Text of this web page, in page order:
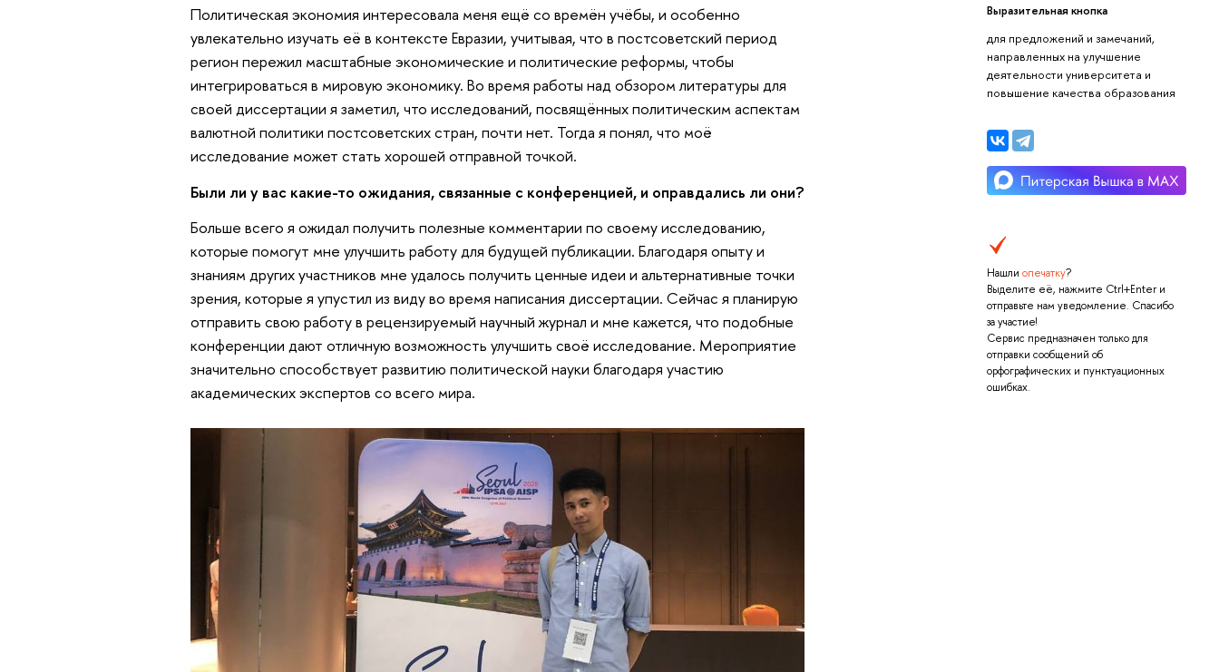
Выразительная кнопка
для предложений и замечаний,
направленных на улучшение
деятельности университета и
повышение качества образования
Нашли опечатку?
Выделите её, нажмите Ctrl+Enter и
отправьте нам уведомление. Спасибо
за участие!
Сервис предназначен только для
отправки сообщений об
орфографических и пунктуационных
ошибках.
Политическая экономия интересовала меня ещё со времён учёбы, и особенно
увлекательно изучать её в контексте Евразии, учитывая, что в постсоветский период
регион пережил масштабные экономические и политические реформы, чтобы
интегрироваться в мировую экономику. Во время работы над обзором литературы для
своей диссертации я заметил, что исследований, посвящённых политическим аспектам
валютной политики постсоветских стран, почти нет. Тогда я понял, что моё
исследование может стать хорошей отправной точкой.
Были ли у вас какие-то ожидания, связанные с конференцией, и оправдались ли они?
Больше всего я ожидал получить полезные комментарии по своему исследованию,
которые помогут мне улучшить работу для будущей публикации. Благодаря опыту и
знаниям других участников мне удалось получить ценные идеи и альтернативные точки
зрения, которые я упустил из виду во время написания диссертации. Сейчас я планирую
отправить свою работу в рецензируемый научный журнал и мне кажется, что подобные
конференции дают отличную возможность улучшить своё исследование. Мероприятие
значительно способствует развитию политической науки благодаря участию
академических экспертов со всего мира.